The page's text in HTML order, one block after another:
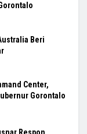
Beri
Center,
Gorontalo
Respon